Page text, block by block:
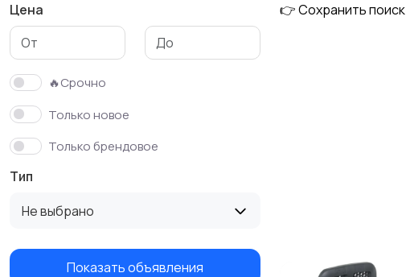
Цена
🔥Срочно
Только новое
Только брендовое
Тип
Не выбрано
Показать объявления
👉 Сохранить поиск